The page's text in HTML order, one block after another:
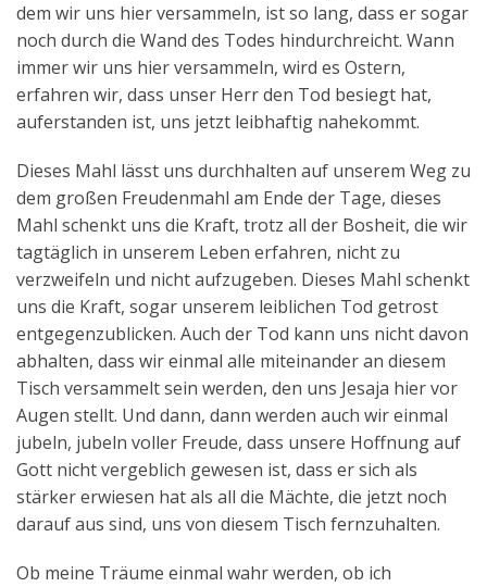
dem wir uns hier versammeln, ist so lang, dass er sogar
noch durch die Wand des Todes hindurchreicht. Wann
immer wir uns hier versammeln, wird es Ostern,
erfahren wir, dass unser Herr den Tod besiegt hat,
auferstanden ist, uns jetzt leibhaftig nahekommt.
Dieses Mahl lässt uns durchhalten auf unserem Weg zu
dem großen Freudenmahl am Ende der Tage, dieses
Mahl schenkt uns die Kraft, trotz all der Bosheit, die wir
tagtäglich in unserem Leben erfahren, nicht zu
verzweifeln und nicht aufzugeben. Dieses Mahl schenkt
uns die Kraft, sogar unserem leiblichen Tod getrost
entgegenzublicken. Auch der Tod kann uns nicht davon
abhalten, dass wir einmal alle miteinander an diesem
Tisch versammelt sein werden, den uns Jesaja hier vor
Augen stellt. Und dann, dann werden auch wir einmal
jubeln, jubeln voller Freude, dass unsere Hoffnung auf
Gott nicht vergeblich gewesen ist, dass er sich als
stärker erwiesen hat als all die Mächte, die jetzt noch
darauf aus sind, uns von diesem Tisch fernzuhalten.
Ob meine Träume einmal wahr werden, ob ich